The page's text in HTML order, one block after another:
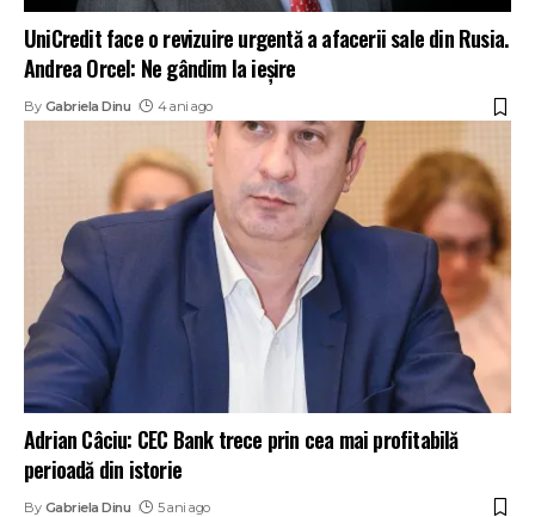
UniCredit face o revizuire urgentă a afacerii sale din Rusia.
Andrea Orcel: Ne gândim la ieșire
By Gabriela Dinu 4 ani ago
Adrian Câciu: CEC Bank trece prin cea mai profitabilă
perioadă din istorie
By Gabriela Dinu 5 ani ago